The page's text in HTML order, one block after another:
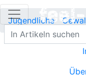
Jugendliche